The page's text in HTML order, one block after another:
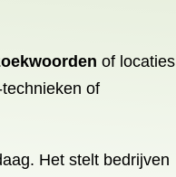
of locaties
of
Het stelt bedrijven